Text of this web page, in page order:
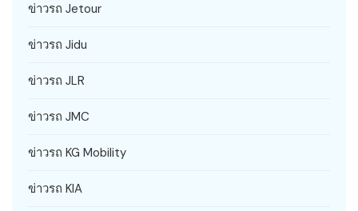
ข่าวรถ Jetour
ข่าวรถ Jidu
ข่าวรถ JLR
ข่าวรถ JMC
ข่าวรถ KG Mobility
ข่าวรถ KIA